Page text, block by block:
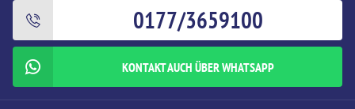
0177/3659100
KONTAKT AUCH ÜBER WHATSAPP